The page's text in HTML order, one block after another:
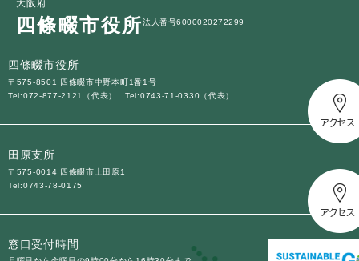
大阪府
四條畷市役所法人番号6000020272299
四條畷市役所
〒575-8501 四條畷市中野本町1番1号
Tel:072-877-2121（代表）
Tel:0743-71-0330（代表）
田原支所
〒575-0014 四條畷市上田原1
Tel:0743-78-0175
窓口受付時間